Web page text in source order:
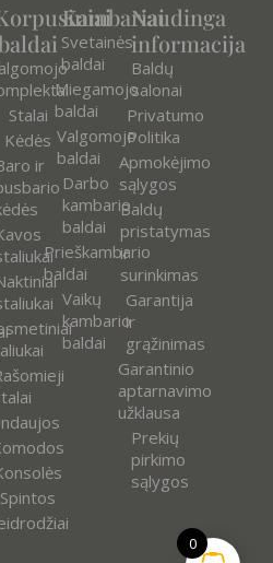
Stalai
Kėdės
ir
Spintos
Kambariai
Svetainės
baldai
Miegamojo
baldai
Valgomojo
baldai
Darbo
kambario
baldai
Prieškambario
baldai
Vaikų
kambario
baldai
Naudinga
informacija
Baldų
salonai
Privatumo
Politika
Apmokėjimo
sąlygos
Baldų
pristatymas
ir
surinkimas
Garantija
ir
grąžinimas
Garantinio
aptarnavimo
užklausa
Prekių
pirkimo
sąlygos
0